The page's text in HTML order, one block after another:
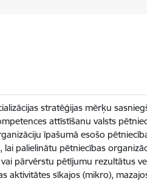
stratēģijas mērķu
attīstīšanu valsts
īpašumā esošo
lai palielinātu pētniecības
pārvērstu pētījumu rezultātus
aktivitātes sīkajos (mikro),